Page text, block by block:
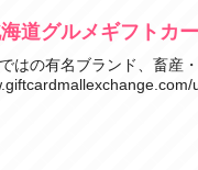
道グルメギフトカ
はの有名ブランド、畜産